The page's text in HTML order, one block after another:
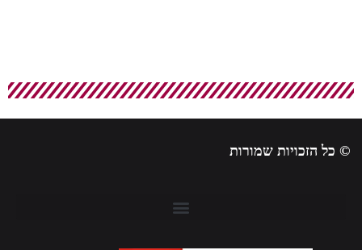
© כל הזכויות שמורות